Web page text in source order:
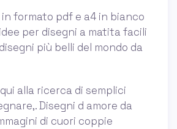
formato pdf e a4 in bianco
per disegni a matita facili
più belli del mondo da
alla ricerca di semplici
Disegni d amore da
di cuori coppie